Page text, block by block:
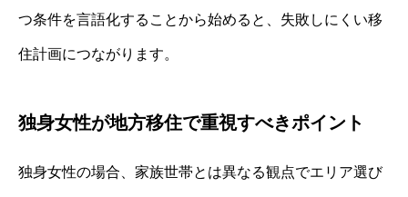
つ条件を言語化することから始めると、失敗しにくい移
住計画につながります。
独身女性が地方移住で重視すべきポイント
独身女性の場合、家族世帯とは異なる観点でエリア選び